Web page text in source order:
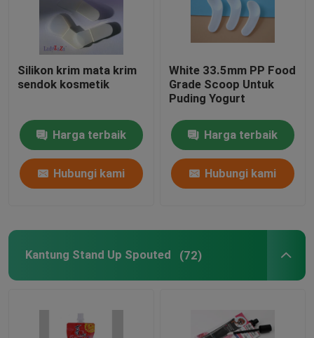
Silikon krim mata krim
sendok kosmetik
Harga terbaik
Hubungi kami
White 33.5mm PP Food
Grade Scoop Untuk
Puding Yogurt
Harga terbaik
Hubungi kami
Kantung Stand Up Spouted (72)